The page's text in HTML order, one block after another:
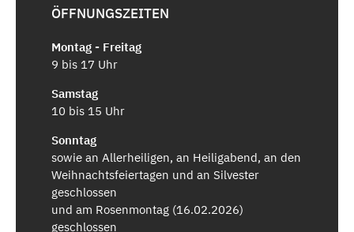
ÖFFNUNGSZEITEN
Montag - Freitag
9 bis 17 Uhr
Samstag
10 bis 15 Uhr
Sonntag
sowie an Allerheiligen, an Heiligabend, an den
Weihnachtsfeiertagen und an Silvester
geschlossen
und am Rosenmontag (16.02.2026)
geschlossen